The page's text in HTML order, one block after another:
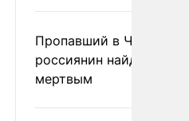
Пропавший в
россиянин найден
мертвым